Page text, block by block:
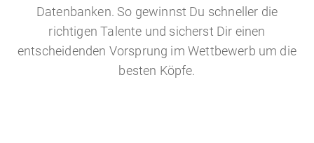
Datenbanken. So gewinnst Du schneller die
richtigen Talente und sicherst Dir einen
entscheidenden Vorsprung im Wettbewerb um die
besten Köpfe.